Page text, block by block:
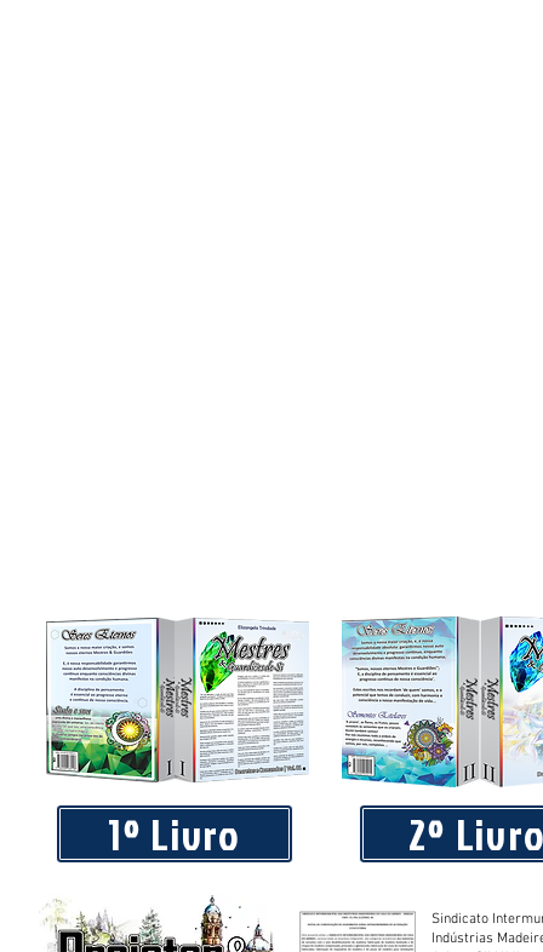
1º Livro 2º
Sindicato
Indústrias